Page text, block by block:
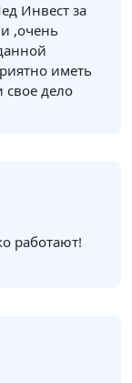
Инвест за
,очень
иметь
дело
работают!